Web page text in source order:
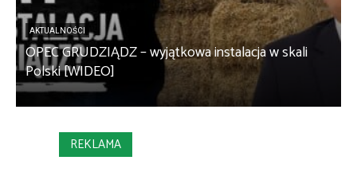
AKTUALNOŚCI
OPEC GRUDZIĄDZ – wyjątkowa instalacja w skali
Polski [WIDEO]
REKLAMA